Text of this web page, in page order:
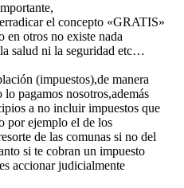
el concepto «GRATIS»
en otros no existe nada
salud ni la seguridad etc…
(impuestos),de manera
pagamos nosotros,además
a no incluir impuestos que
por ejemplo el de los
de las comunas si no del
si te cobran un impuesto
accionar judicialmente